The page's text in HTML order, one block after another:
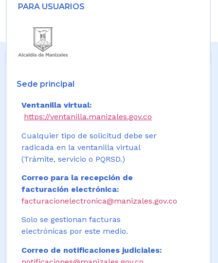
PARA USUARIOS
Sede principal
Ventanilla virtual:
https://ventanilla.manizales.gov.co
Cualquier tipo de solicitud debe ser
radicada en la ventanilla virtual
(Trámite, servicio o PQRSD.)
Correo para la recepción de
facturación electrónica:
facturacionelectronica@manizales.gov.co
Solo se gestionan facturas
electrónicas por este medio.
Correo de notificaciones judiciales: